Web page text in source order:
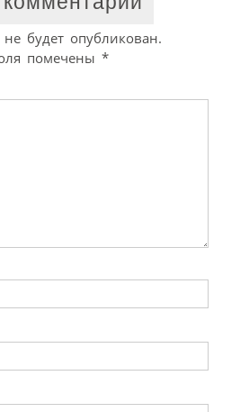
будет опубликован.
помечены *